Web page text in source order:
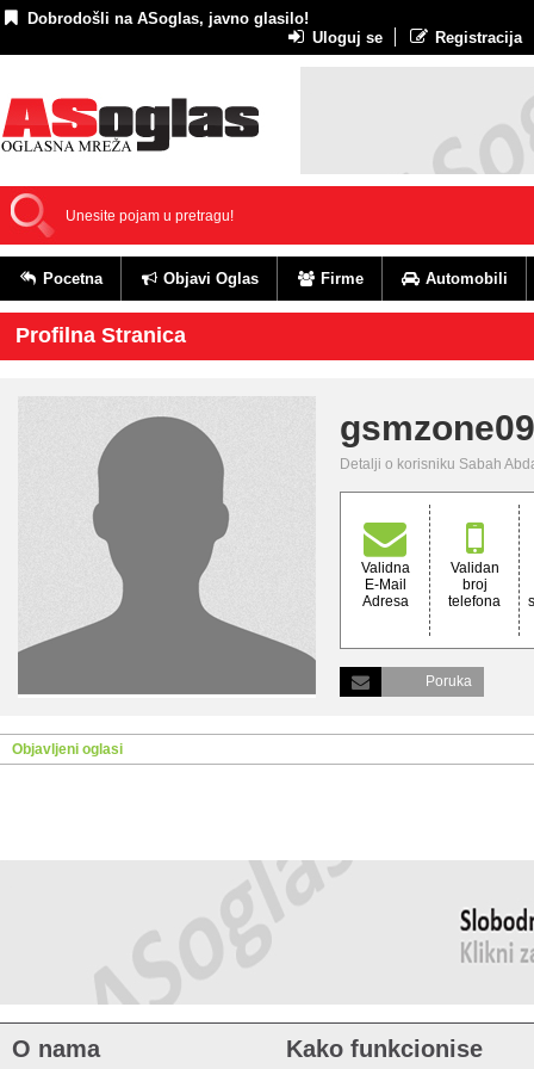
Dobrodošli na ASoglas, javno glasilo!
Uloguj se
Registracija
Pocetna Objavi Oglas Firme Automobili
Profilna Stranica
gsmzone09
Detalji o korisniku Sabah
Validna
E-Mail
Adresa
Validan
broj
telefona
Poruka
Objavljeni oglasi
O nama
Kako funkcionise